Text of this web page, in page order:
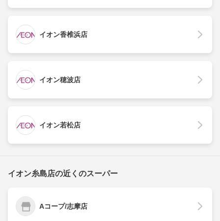
イオン香椎浜店
イオン穂波店
イオン若松店
イオン糸島店の近くのスーパー
Aコープ/志摩店